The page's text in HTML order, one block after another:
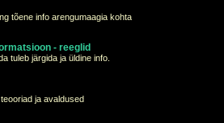
tõene info arengumaagia kohta
- reeglid
tuleb järgida ja üldine info.
ja avaldused